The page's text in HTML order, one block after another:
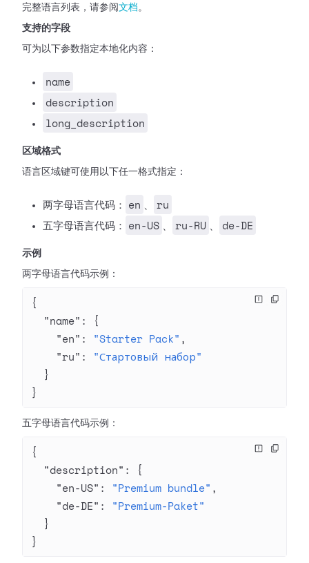
完整语言列表，请参阅 文档。
支持的字段
可为以下参数指定本地化内容：
name
description
long_description
区域格式
语言区域键可使用以下任一格式指定：
两字母语言代码： en 、 ru
五字母语言代码： en-US 、 ru-RU 、 de-DE
示例
两字母语言代码示例：
{
  "name"
: {
    "en"
: "Starter Pack" ,
    "ru"
: "Стартовый набор"
  }
}
五字母语言代码示例：
{
  "description"
: {
    "en-US"
: "Premium bundle" ,
    "de-DE"
: "Premium-Paket"
  }
}